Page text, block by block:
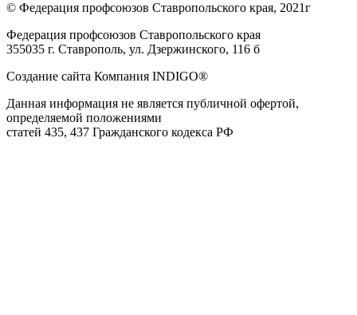
© Федерация профсоюзов Ставропольского края, 2021г
Федерация профсоюзов Ставропольского края
355035 г. Ставрополь, ул. Дзержинского, 116 б
Создание сайта Компания INDIGO®
Данная информация не является публичной офертой,
определяемой положениями
статей 435, 437 Гражданского кодекса РФ